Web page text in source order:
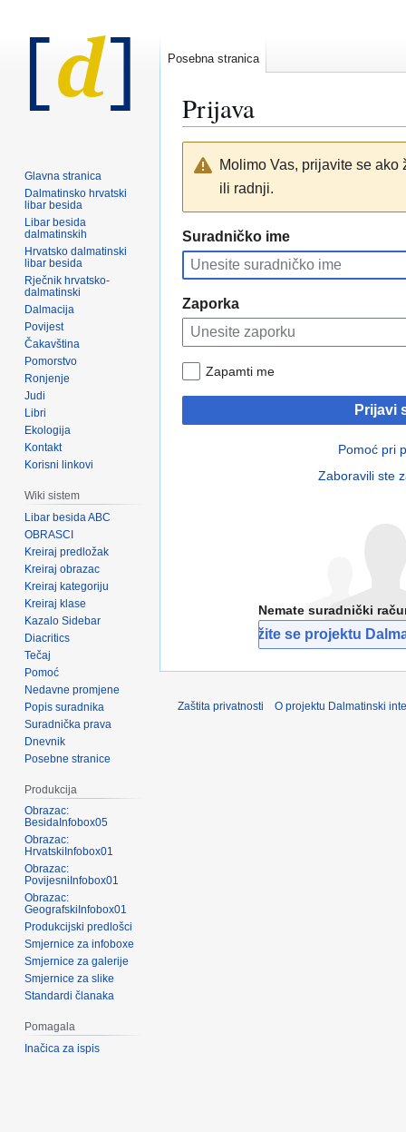
Prijava
na
navigaciju
na
pretraživanje
Molimo Vas, prijavite se
ili radnji.
Suradničko ime
Zaporka
Zapamti me
Prijavi
Pomoć pri
Zaboravili ste
Nemate suradnički
Pridružite se projektu
Posebna stranica
Glavna stranica
Dalmatinsko hrvatski
libar besida
Libar besida
dalmatinskih
Hrvatsko dalmatinski
libar besida
Rječnik hrvatsko-
dalmatinski
Dalmacija
Povijest
Čakavština
Pomorstvo
Ronjenje
Judi
Libri
Ekologija
Kontakt
Korisni linkovi
Wiki sistem
Libar besida ABC
OBRASCI
Kreiraj predložak
Kreiraj obrazac
Kreiraj kategoriju
Kreiraj klase
Kazalo Sidebar
Diacritics
Tečaj
Pomoć
Nedavne promjene
Popis suradnika
Suradnička prava
Dnevnik
Posebne stranice
Produkcija
Obrazac:
BesidaInfobox05
Obrazac:
HrvatskiInfobox01
Obrazac:
PovijesniInfobox01
Obrazac:
GeografskiInfobox01
Produkcijski predlošci
Smjernice za infoboxe
Smjernice za galerije
Smjernice za slike
Standardi članaka
Pomagala
Inačica za ispis
Zaštita privatnosti O projektu Dalmatinski